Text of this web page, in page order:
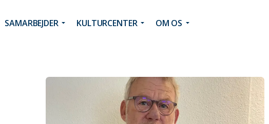
SAMARBEJDER KULTURCENTER OM OS